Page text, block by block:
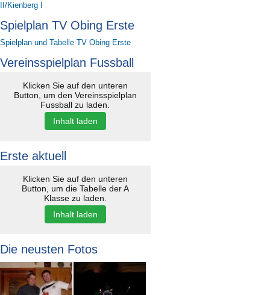
II/Kienberg I
Spielplan TV Obing Erste
Spielplan und Tabelle TV Obing Erste
Vereinsspielplan Fussball
Klicken Sie auf den unteren
Button, um den Vereinsspielplan
Fussball zu laden.
Inhalt laden
Erste aktuell
Klicken Sie auf den unteren
Button, um die Tabelle der A
Klasse zu laden.
Inhalt laden
Die neusten Fotos